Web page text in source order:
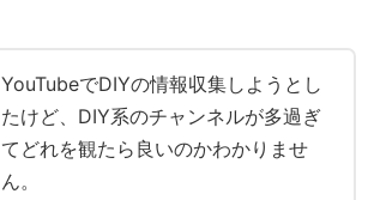
YouTubeでDIYの情報収集しようとし
たけど、DIY系のチャンネルが多過ぎ
てどれを観たら良いのかわかりませ
ん。